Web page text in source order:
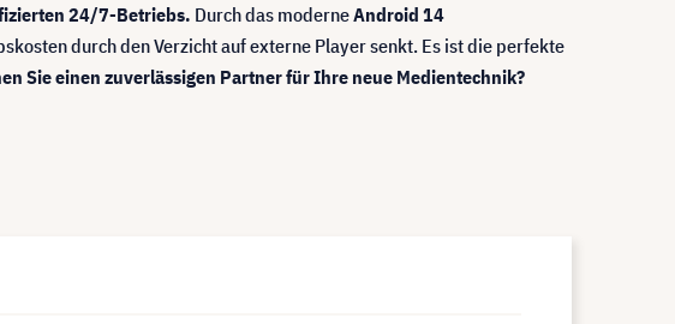
24/7-Betriebs. Durch das moderneAndroid 14
durch den Verzicht auf externe Player senkt. Es ist die perfekte
Sie einen zuverlässigen Partner für Ihre neue Medientechnik?